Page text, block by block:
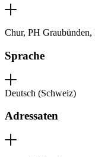
Chur, PH
Sprache
Deutsch (Schweiz)
Adressaten